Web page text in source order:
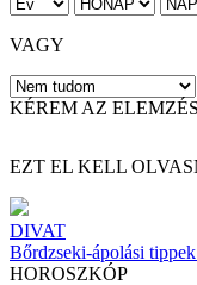
VAGY
KÉREM AZ
EZT EL KELL
DIVAT
Bőrdzseki-ápolási
HOROSZKÓP